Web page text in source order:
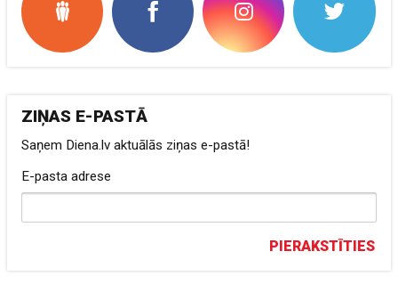
ZIŅAS E-PASTĀ
Saņem Diena.lv aktuālās ziņas e-pastā!
E-pasta adrese
PIERAKSTĪTIES